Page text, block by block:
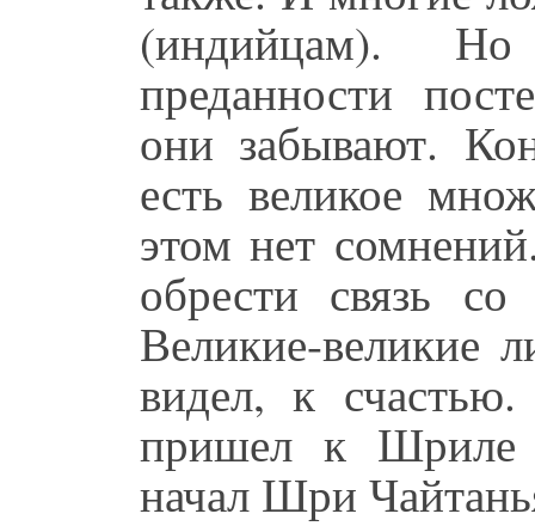
(индийцам).
преданности
они забывают.
есть великое
этом нет
обрести связь
Великие-великие
видел, к
пришел к Шриле
начал Шри